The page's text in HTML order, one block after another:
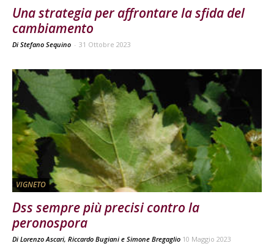
Una strategia per affrontare la sfida del
cambiamento
Di Stefano Sequino - 31 Ottobre 2023
VIGNETO
Dss sempre più precisi contro la
peronospora
Di Lorenzo Ascari, Riccardo Bugiani e Simone Bregaglio 10 Maggio 2023